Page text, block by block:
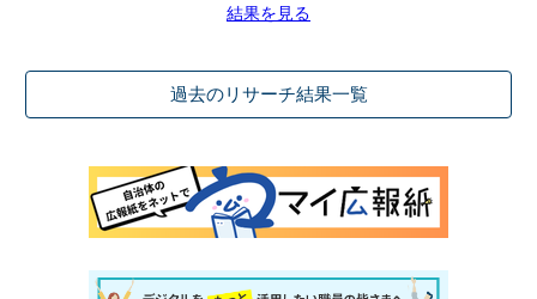
結果を見る
過去のリサーチ結果一覧